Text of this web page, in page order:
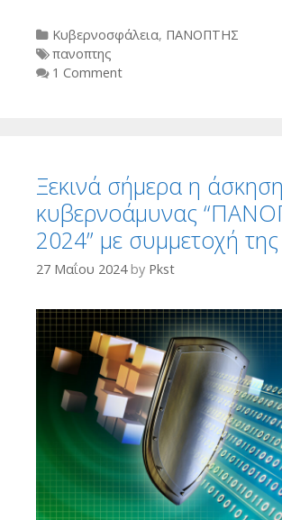
Categories
Κυβερνοσφάλεια, ΠΑΝΟΠΤΗΣ
Tags
πανοπτης
1 Comment
Ξεκινά σήμερα η άσκηση
κυβερνοάμυνας
2024” με συμμετοχή
27 Μαΐου 2024 by Pkst